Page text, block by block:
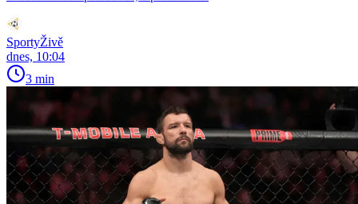
SportyŽivě
dnes, 10:04
3 min